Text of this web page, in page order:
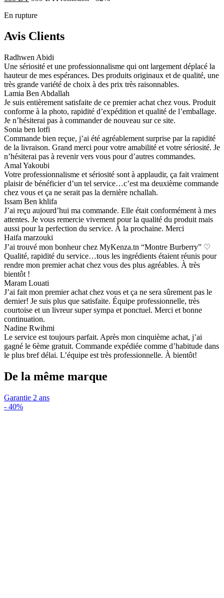
En rupture
Avis Clients
Radhwen Abidi
Une sériosité et une professionnalisme qui ont largement déplacé la
hauteur de mes espérances. Des produits originaux et de qualité, une
très grande variété de choix à des prix très raisonnables.
Lamia Ben Abdallah
Je suis entièrement satisfaite de ce premier achat chez vous. Produit
conforme à la photo, rapidité d’expédition et qualité de l’emballage.
Je n’hésiterai pas à commander de nouveau sur ce site.
Sonia ben lotfi
Commande bien reçue, j’ai été agréablement surprise par la rapidité
de la livraison. Grand merci pour votre amabilité et votre sériosité. Je
n’hésiterai pas à revenir vers vous pour d’autres commandes.
Amal Yakoubi
Votre professionnalisme et sériosité sont à applaudir, ça fait vraiment
plaisir de bénéficier d’un tel service…c’est ma deuxième commande
chez vous et ça ne serait pas la dernière nchallah.
Issam Ben khlifa
J’ai reçu aujourd’hui ma commande. Elle était conformément à mes
attentes. Je vous remercie vivement pour la qualité du produit mais
aussi pour la perfection du service. À la prochaine. Merci
Haifa marzouki
J’ai trouvé mon bonheur chez MyKenza.tn “Montre Burberry” ♡
Qualité, rapidité du service…tous les ingrédients étaient réunis pour
rendre mon premier achat chez vous des plus agréables. À très
bientôt !
Maram Louati
J’ai fait mon premier achat chez vous et ça ne sera sûrement pas le
dernier! Je suis plus que satisfaite. Équipe professionnelle, très
courtoise et un livreur super sympa et ponctuel. Merci et bonne
continuation.
Nadine Rwihmi
Le service est toujours parfait. Après mon cinquième achat, j’ai
gagné le 6ème gratuit. Commande expédiée comme d’habitude dans
le plus bref délai. L’équipe est très professionnelle. À bientôt!
De la même marque
Garantie 2 ans
- 40%